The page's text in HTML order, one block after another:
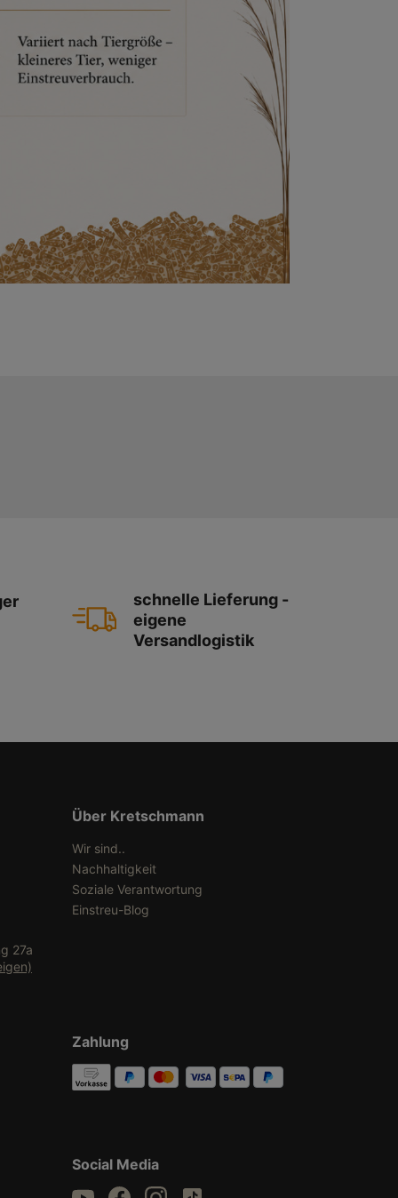
schnelle Lieferung -
eigene
Versandlogistik
27a
Über Kretschmann
Wir sind..
Nachhaltigkeit
Soziale Verantwortung
Einstreu-Blog
Zahlung
Social Media